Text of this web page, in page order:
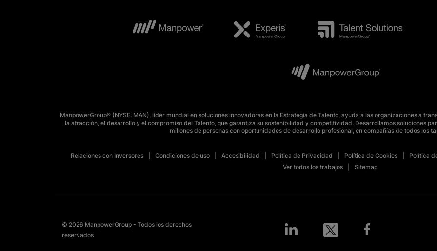
ManpowerGroup® (NYSE: MAN), líder mundial en soluciones innovadoras en la Estrategia de Talento, ayuda a las organizaciones a
la atracción, el desarrollo y el compromiso del Talento, que garantiza su sostenibilidad y competitividad. Desarrollamos soluciones
millones de personas con oportunidades de desarrollo profesional, en compañías de todos los
Relaciones con Inversores Condiciones de uso Accesibilidad Política de Privacidad Política de Cookies Política
Ver todos los trabajos
Sitemap
© 2026 ManpowerGroup - Todos los derechos
reservados